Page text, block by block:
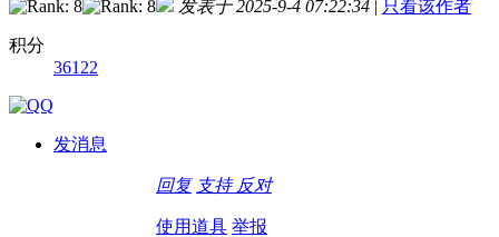
积分
36122
发消息
发表于 2025-9-4 07:22:34 | 只看该作者
回复 支持 反对
使用道具 举报